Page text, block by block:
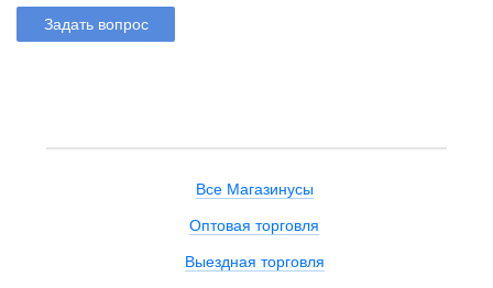
Задать вопрос
Все Магазинусы
Оптовая торговля
Выездная торговля